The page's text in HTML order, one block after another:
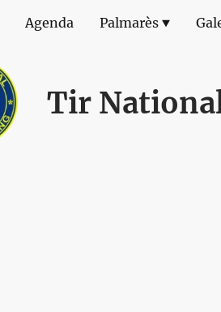
Agenda Palmarès
Tir